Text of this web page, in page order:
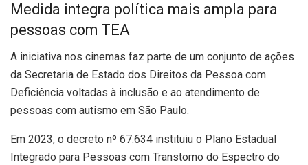
Medida integra política mais ampla para
pessoas com TEA
A iniciativa nos cinemas faz parte de um conjunto de ações
da Secretaria de Estado dos Direitos da Pessoa com
Deficiência voltadas à inclusão e ao atendimento de
pessoas com autismo em São Paulo.
Em 2023, o decreto nº 67.634 instituiu o Plano Estadual
Integrado para Pessoas com Transtorno do Espectro do